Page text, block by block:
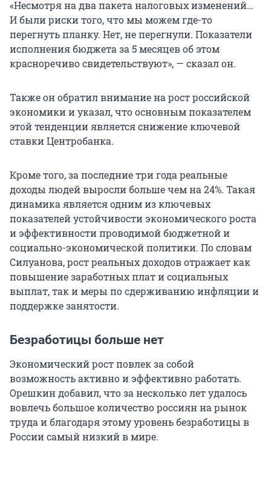
«Несмотря на два пакета налоговых изменений…
И были риски того, что мы можем где-то
перегнуть планку. Нет, не перегнули. Показатели
исполнения бюджета за 5 месяцев об этом
красноречиво свидетельствуют», — сказал он.
Также он обратил внимание на рост российской
экономики и указал, что основным показателем
этой тенденции является снижение ключевой
ставки Центробанка.
Кроме того, за последние три года реальные
доходы людей выросли больше чем на 24%. Такая
динамика является одним из ключевых
показателей устойчивости экономического роста
и эффективности проводимой бюджетной и
социально-экономической политики. По словам
Силуанова, рост реальных доходов отражает как
повышение заработных плат и социальных
выплат, так и меры по сдерживанию инфляции и
поддержке занятости.
Безработицы больше нет
Экономический рост повлек за собой
возможность активно и эффективно работать.
Орешкин добавил, что за несколько лет удалось
вовлечь большое количество россиян на рынок
труда и благодаря этому уровень безработицы в
России самый низкий в мире.